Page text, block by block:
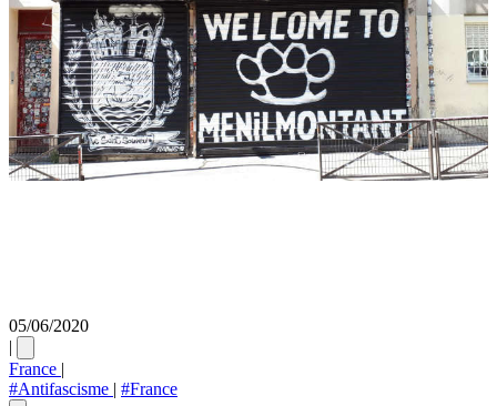
05/06/2020
|
France |
#Antifascisme | #France